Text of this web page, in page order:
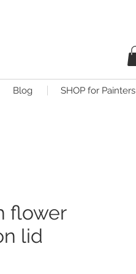
Blog SHOP for Painters
flower
lid